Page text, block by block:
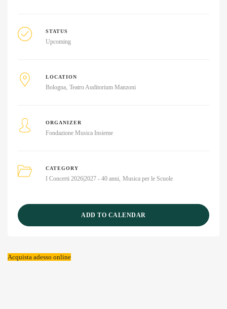
STATUS
Upcoming
LOCATION
Bologna Teatro Auditorium Manzoni
ORGANIZER
Fondazione Musica Insieme
CATEGORY
I Concerti 2026|2027 - 40 anni Musica per le Scuole
ADD TO CALENDAR
Acquista adesso online